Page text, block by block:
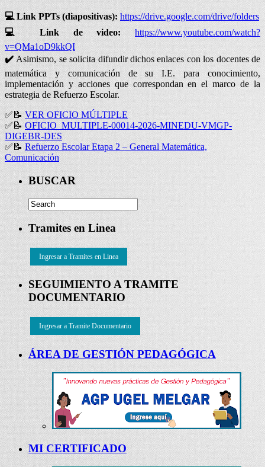
💻Link PPTs (diapositivas): https://drive.google.com/drive/folders
💻Link de video:
https://www.youtube.com/watch?
v=QMa1oD9kkQI
✔️Asimismo, se solicita difundir dichos enlaces con los docentes de
matemática y comunicación de su I.E. para conocimiento,
implementación y acciones que correspondan en el marco de la
estrategia de Refuerzo Escolar.
✅ 📝 VER OFICIO MÚLTIPLE
✅📝OFICIO_MULTIPLE-00014-2026-MINEDU-VMGP-
DIGEBR-DES
✅📝Refuerzo Escolar Etapa 2 – General Matemática,
Comunicación
BUSCAR
Tramites en Linea
Ingresar a Tramites en Linea
SEGUIMIENTO A TRAMITE
DOCUMENTARIO
Ingresar a Tramite Documentario
ÁREA DE GESTIÓN PEDAGÓGICA
MI CERTIFICADO